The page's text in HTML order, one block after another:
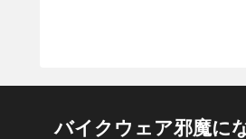
バイクウェア邪魔に